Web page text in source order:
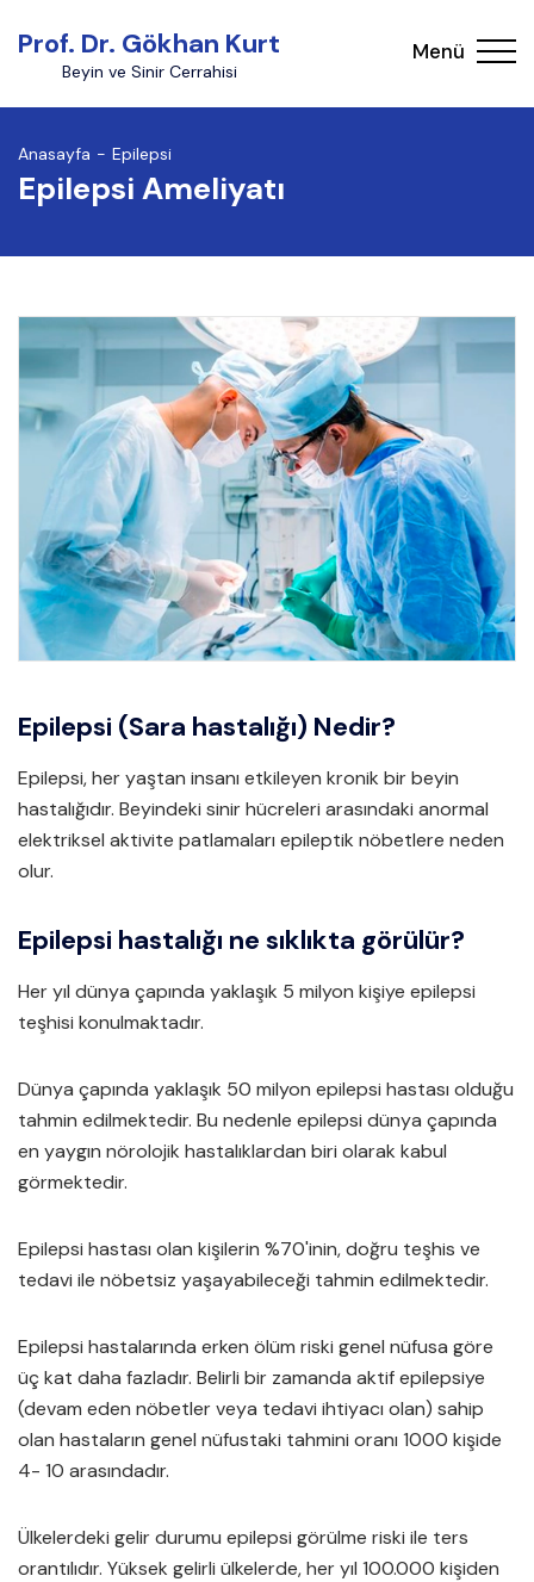
Prof. Dr. Gökhan Kurt
Beyin ve Sinir Cerrahisi
Menü
Anasayfa Epilepsi
Epilepsi Ameliyatı
Epilepsi (Sara hastalığı) Nedir?
Epilepsi, her yaştan insanı etkileyen kronik bir beyin
hastalığıdır. Beyindeki sinir hücreleri arasındaki anormal
elektriksel aktivite patlamaları epileptik nöbetlere neden
olur.
Epilepsi hastalığı ne sıklıkta görülür?
Her yıl dünya çapında yaklaşık 5 milyon kişiye epilepsi
teşhisi konulmaktadır.
Dünya çapında yaklaşık 50 milyon epilepsi hastası olduğu
tahmin edilmektedir. Bu nedenle epilepsi ​​dünya çapında
en yaygın nörolojik hastalıklardan biri olarak kabul
görmektedir.
Epilepsi hastası olan kişilerin %70'inin, doğru teşhis ve
tedavi ile nöbetsiz yaşayabileceği tahmin edilmektedir.
Epilepsi hastalarında erken ölüm riski genel nüfusa göre
üç kat daha fazladır. Belirli bir zamanda aktif epilepsiye
(devam eden nöbetler veya tedavi ihtiyacı olan) sahip
olan hastaların genel nüfustaki tahmini oranı 1000 kişide
4- 10 arasındadır.
Ülkelerdeki gelir durumu epilepsi görülme riski ile ters
orantılıdır. Yüksek gelirli ülkelerde, her yıl 100.000 kişiden